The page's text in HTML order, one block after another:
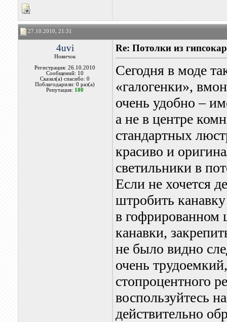
27.10.2010, 21:31
4uvi
Новичок
Регистрация: 26.10.2010
Сообщений: 10
Сказал(а) спасибо: 0
Поблагодарили: 0 раз(а)
Репутация: 100
Re: Потолки из
Сегодня в моде
«галогенки»,
очень удобно –
а не в центре
стандартных
красиво и
светильники в
Если не хочется
штробить
в гофрированном
канавки,
не было видно
очень
стопроцентного
воспользуйтесь
действительно